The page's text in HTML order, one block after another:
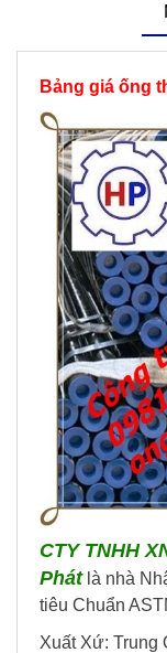
Bảng giá ống
CTY TNHH
Phátlà nhà
tiêu Chuẩn
Xuất Xứ: Trung